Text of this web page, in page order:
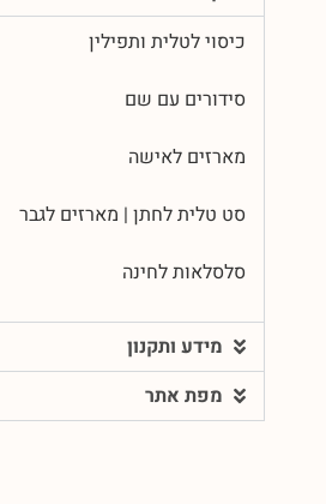
כיסוי לטלית ותפילין
סידורים עם שם
מארזים לאישה
סט טלית לחתן | מארזים לגבר
סלסלאות לחינה
מידע ותקנון
מפת אתר